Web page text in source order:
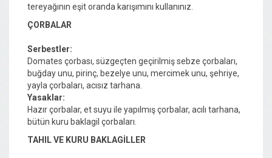
tereyağının eşit oranda karışımını kullanınız.
ÇORBALAR
Serbestler:
Domates çorbası, süzgeçten geçirilmiş sebze çorbaları,
buğday unu, pirinç, bezelye unu, mercimek unu, şehriye,
yayla çorbaları, acısız tarhana.
Yasaklar:
Hazır çorbalar, et suyu ile yapılmış çorbalar, acılı tarhana,
bütün kuru baklagil çorbaları.
TAHIL VE KURU BAKLAGİLLER